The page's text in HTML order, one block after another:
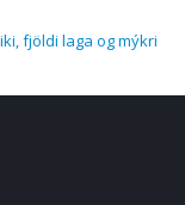
fjöldi laga og mýkri